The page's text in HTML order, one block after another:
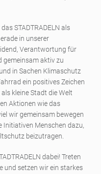
STADTRADELN als
in unserer
Verantwortung für
gemeinsam aktiv zu
in Sachen Klimaschutz
ein positives Zeichen
kleine Stadt die Welt
Aktionen wie das
wir gemeinsam bewegen
Initiativen Menschen dazu,
beizutragen.
dabei! Treten
und setzen wir ein starkes